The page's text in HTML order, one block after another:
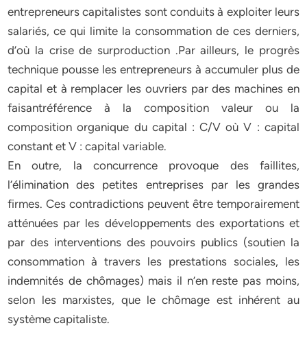
entrepreneurs capitalistes sont conduits à exploiter leurs
salariés, ce qui limite la consommation de ces derniers,
d’où la crise de surproduction .Par ailleurs, le progrès
technique pousse les entrepreneurs à accumuler plus de
capital et à remplacer les ouvriers par des machines en
faisantréférence à la composition valeur ou la
composition organique du capital : C/V où V : capital
constant et V : capital variable.
En outre, la concurrence provoque des faillites,
l’élimination des petites entreprises par les grandes
firmes. Ces contradictions peuvent être temporairement
atténuées par les développements des exportations et
par des interventions des pouvoirs publics (soutien la
consommation à travers les prestations sociales, les
indemnités de chômages) mais il n’en reste pas moins,
selon les marxistes, que le chômage est inhérent au
système capitaliste.